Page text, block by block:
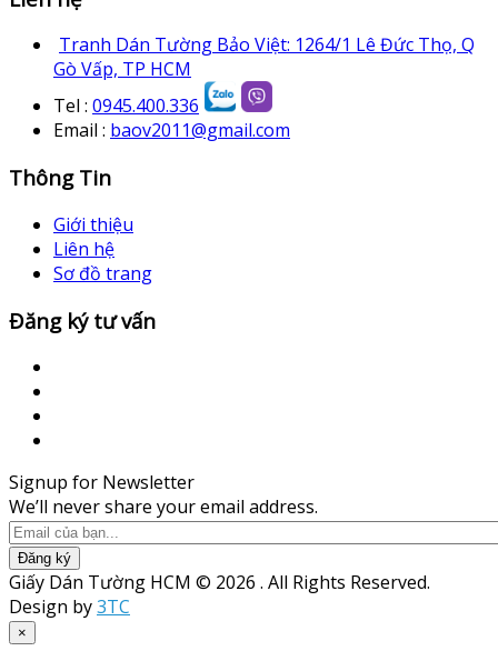
Tranh Dán Tường Bảo Việt: 1264/1 Lê Đức Thọ, Q
Gò Vấp, TP HCM
Tel : 0945.400.336
Email : baov2011@gmail.com
Thông Tin
Giới thiệu
Liên hệ
Sơ đồ trang
Đăng ký tư vấn
Signup for Newsletter
We’ll never share your email address.
Đăng ký
Giấy Dán Tường HCM © 2026 . All Rights Reserved.
Design by3TC
×